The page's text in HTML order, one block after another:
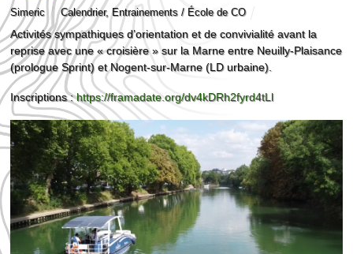
Simeric Calendrier,Entrainements / École de CO
Activités sympathiques d’orientation et de convivialité avant la
reprise avec une « croisière » sur la Marne entre Neuilly-Plaisance
(prologue Sprint) et Nogent-sur-Marne (LD urbaine).
Inscriptions :https://framadate.org/dv4kDRh2fyrd4tLl